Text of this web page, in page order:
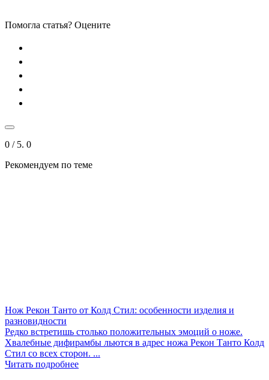
Помогла статья? Оцените
0 / 5. 0
Рекомендуем по теме
Нож Рекон Танто от Колд Стил: особенности изделия и
разновидности
Редко встретишь столько положительных эмоций о ноже.
Хвалебные дифирамбы льются в адрес ножа Рекон Танто Колд
Стил со всех сторон. ...
Читать подробнее